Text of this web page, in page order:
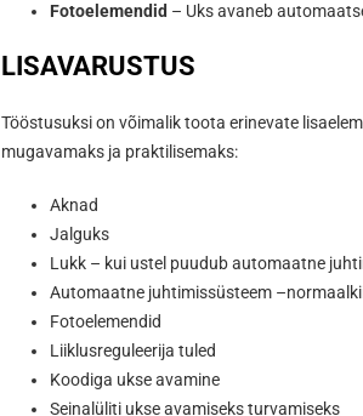
Fotoelemendid – Uks avaneb
LISAVARUSTUS
Tööstusuksi on võimalik toota erinevate
mugavamaks ja praktilisemaks:
Aknad
Jalguks
Lukk – kui ustel puudub automaatne
Automaatne juhtimissüsteem
Fotoelemendid
Liiklusreguleerija tuled
Koodiga ukse avamine
Seinalüliti ukse avamiseks turvamiseks